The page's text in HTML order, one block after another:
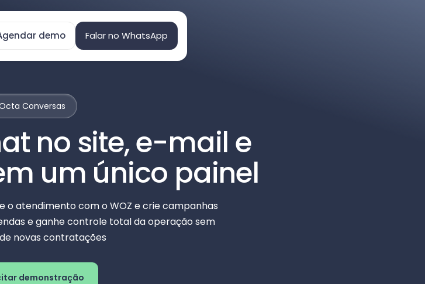
demo Falar no WhatsApp
Conversas
no site, e-mail e
um único painel
o atendimento com o WOZ e crie campanhas
e ganhe controle total da operação sem
novas contratações
demonstração